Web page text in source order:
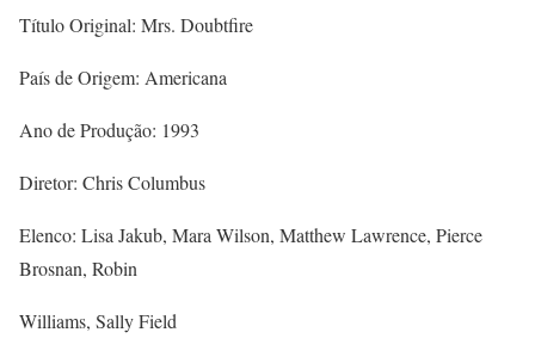
Título Original: Mrs. Doubtfire
País de Origem: Americana
Ano de Produção: 1993
Diretor: Chris Columbus
Elenco: Lisa Jakub, Mara Wilson, Matthew Lawrence, Pierce
Brosnan, Robin
Williams, Sally Field